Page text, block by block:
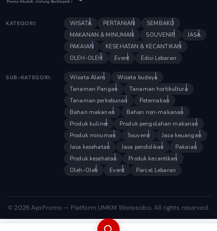
KATEGORI: WISATA PERTANIAN
SEMBAKO
MAKANAN & MINUMAN
SOUVENIR
JASA
PAKAIAN
KESEHATAN & KECANTIKAN
OLEH-OLEH
Event Edisi Lebaran
SUB-KATEGORI: Wisata Alam
Wisata budaya
Tanaman Pangan
Tanaman hortikultura
Tanaman perkebunan
Peternakan
Bahan makanan
Bahan non-makanan
Produk kuliner
Produk pengolahan makanan
Produk minuman
Souvenir
Jasa keuangan
Jasa kesehatan
Jasa pendidikan
Pakaian
Produk kesehatan
Produk kecantikan
Oleh-Oleh
Event Parcel Lebaran
© 2026 AyoPromo — Platform UMKM Wonosobo. All rights reserved.